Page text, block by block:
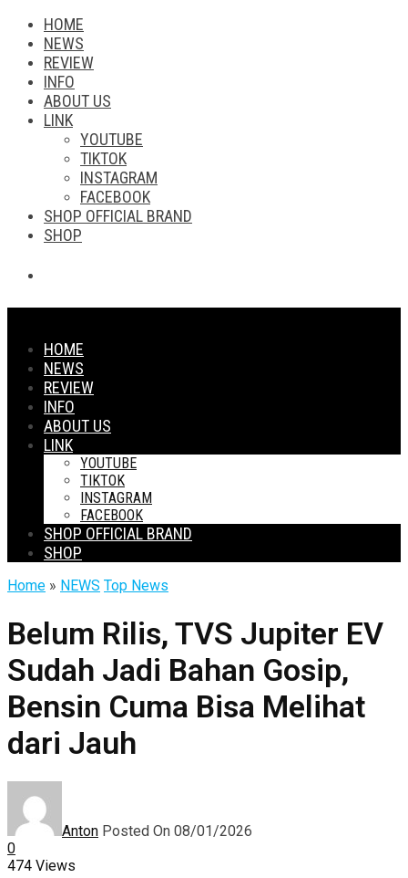
HOME
NEWS
REVIEW
INFO
ABOUT US
LINK
YOUTUBE
TIKTOK
INSTAGRAM
FACEBOOK
SHOP OFFICIAL BRAND
SHOP
HOME
NEWS
REVIEW
INFO
ABOUT US
LINK
YOUTUBE
TIKTOK
INSTAGRAM
FACEBOOK
SHOP OFFICIAL BRAND
SHOP
Home » NEWS Top News
Belum Rilis, TVS Jupiter EV
Sudah Jadi Bahan Gosip,
Bensin Cuma Bisa Melihat
dari Jauh
Anton Posted On 08/01/2026
0
474 Views